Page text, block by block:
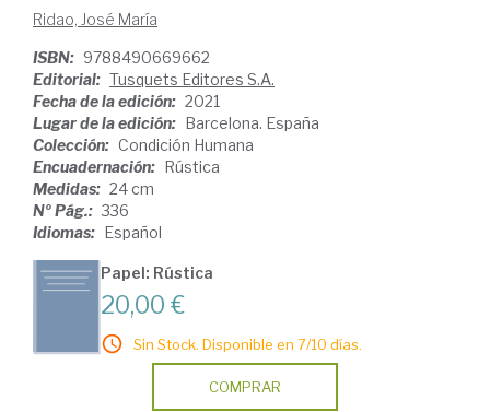
Ridao, José María
ISBN: 9788490669662
Editorial: Tusquets Editores S.A.
Fecha de la edición: 2021
Lugar de la edición: Barcelona. España
Colección: Condición Humana
Encuadernación: Rústica
Medidas: 24 cm
Nº Pág.: 336
Idiomas: Español
Papel: Rústica
20,00 €
Sin Stock. Disponible en 7/10 días.
COMPRAR